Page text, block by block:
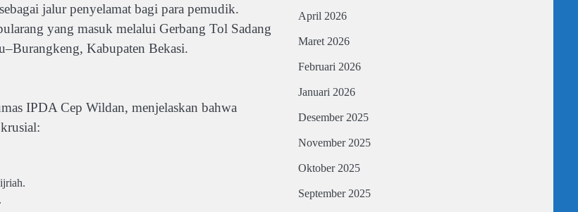
jalur penyelamat bagi para pemudik.
yang masuk melalui Gerbang Tol Sadang
Kabupaten Bekasi.
IPDA Cep Wildan, menjelaskan bahwa
April 2026
Maret 2026
Februari 2026
Januari 2026
Desember 2025
November 2025
Oktober 2025
September 2025